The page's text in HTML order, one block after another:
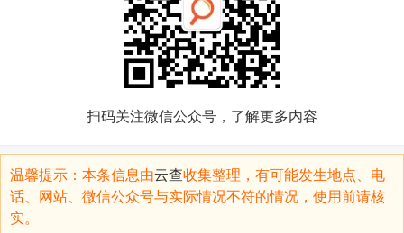
扫码关注微信公众号，了解更多内容
温馨提示：本条信息由云查收集整理，有可能发生地点、电
话、网站、微信公众号与实际情况不符的情况，使用前请核
实。